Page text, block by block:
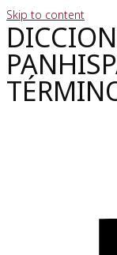
Skip to content